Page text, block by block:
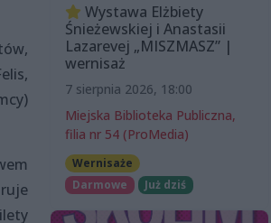
Wystawa Elżbiety
Śnieżewskiej i Anastasii
Lazarevej „MISZMASZ” |
wernisaż
7 sierpnia 2026, 18:00
Miejska Biblioteka Publiczna,
filia nr 54 (ProMedia)
Wernisaże
Darmowe
Już dziś